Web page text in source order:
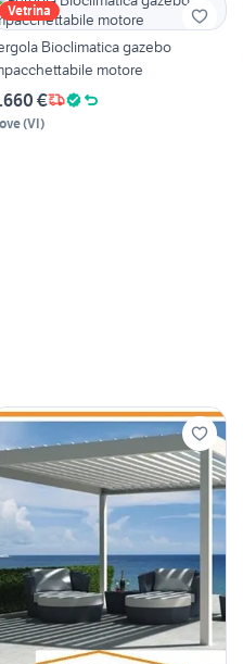
Vetrina
Bioclimatica gazebo
motore
€
(VI)